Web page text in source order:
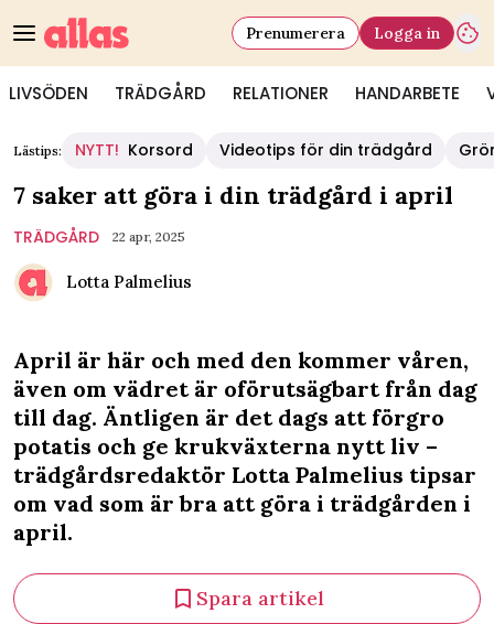
LIVSÖDEN TRÄDGÅRD RELATIONER HANDARBETE
Prenumerera Logga in
Lästips: NYTT! Korsord Videotips för din trädgård
7 saker att göra i din trädgård i april
TRÄDGÅRD 22 apr, 2025
Lotta Palmelius
April är här och med den kommer våren,
även om vädret är oförutsägbart från dag
till dag. Äntligen är det dags att förgro
potatis och ge krukväxterna nytt liv –
trädgårdsredaktör Lotta Palmelius tipsar
om vad som är bra att göra i trädgården i
april.
Spara artikel